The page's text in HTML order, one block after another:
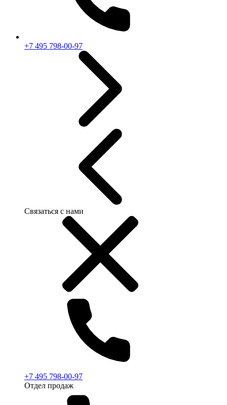
+7 495 798-00-97
Связаться с нами
+7 495 798-00-97
Отдел продаж